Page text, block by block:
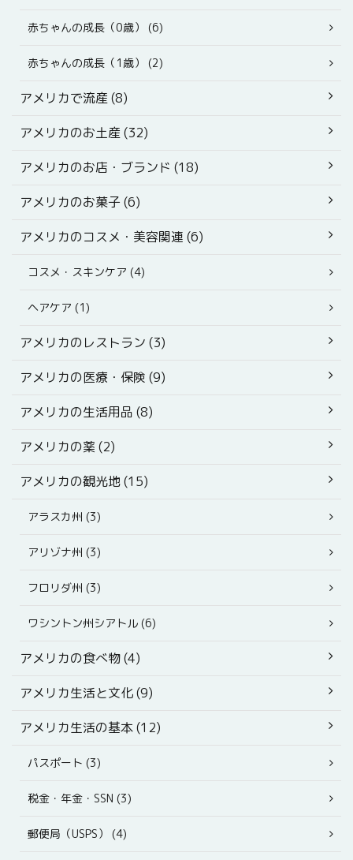
赤ちゃんの成長（0歳） (6)
赤ちゃんの成長（1歳） (2)
アメリカで流産 (8)
アメリカのお土産 (32)
アメリカのお店・ブランド (18)
アメリカのお菓子 (6)
アメリカのコスメ・美容関連 (6)
コスメ・スキンケア (4)
ヘアケア (1)
アメリカのレストラン (3)
アメリカの医療・保険 (9)
アメリカの生活用品 (8)
アメリカの薬 (2)
アメリカの観光地 (15)
アラスカ州 (3)
アリゾナ州 (3)
フロリダ州 (3)
ワシントン州シアトル (6)
アメリカの食べ物 (4)
アメリカ生活と文化 (9)
アメリカ生活の基本 (12)
パスポート (3)
税金・年金・SSN (3)
郵便局（USPS） (4)